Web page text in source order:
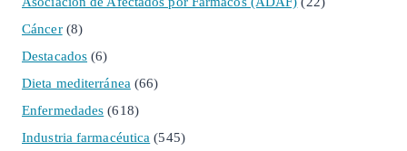
Cáncer(8)
Destacados (6)
Dieta mediterránea (66)
Enfermedades (618)
Industria farmacéutica (545)